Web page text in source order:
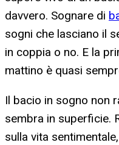
davvero. Sognare di
sogni che lasciano il
in coppia o no. E la
mattino è quasi
Il bacio in sogno non
sembra in superficie.
sulla vita